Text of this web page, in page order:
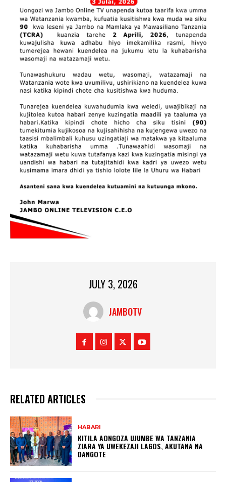
JULY 3, 2026
JAMBOTV
RELATED ARTICLES
HABARI
KITILA AONGOZA UJUMBE WA TANZANIA
ZIARA YA UWEKEZAJI LAGOS, AKUTANA NA
DANGOTE